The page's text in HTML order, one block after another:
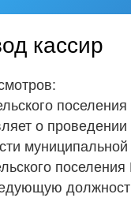
кассир
о проведении